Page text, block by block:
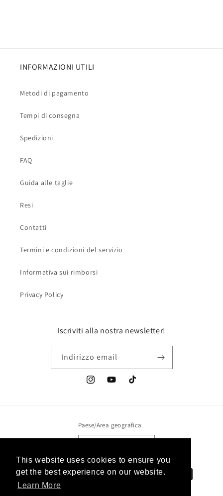
This website uses cookies to ensure you
get the best experience on our website.
Learn More
INFORMAZIONI UTILI
Metodi di pagamento
Tempi di consegna
Spedizioni
FAQ
Guida alle taglie
Resi
Contatti
Termini e condizioni del servizio
Informativa sui rimborsi
Privacy Policy
Iscriviti alla nostra newsletter!
Indirizzo email
InstagramYouTubeTikTok
Paese/Area geografica
Metodi
di